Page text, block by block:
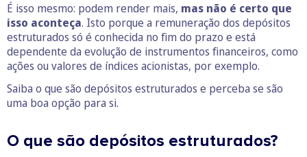
É isso mesmo: podem render mais, mas não é certo que
isso aconteça. Isto porque a remuneração dos depósitos
estruturados só é conhecida no fim do prazo e está
dependente da evolução de instrumentos financeiros, como
ações ou valores de índices acionistas, por exemplo.
Saiba o que são depósitos estruturados e perceba se são
uma boa opção para si.
O que são depósitos estruturados?